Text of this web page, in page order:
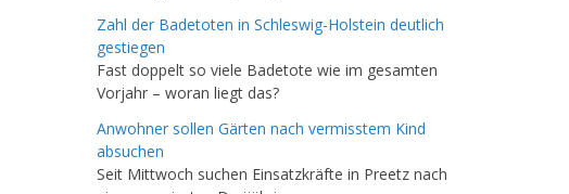
Zahl der Badetoten in Schleswig-Holstein deutlich
gestiegen
Fast doppelt so viele Badetote wie im gesamten
Vorjahr – woran liegt das?
Anwohner sollen Gärten nach vermisstem Kind
absuchen
Seit Mittwoch suchen Einsatzkräfte in Preetz nach